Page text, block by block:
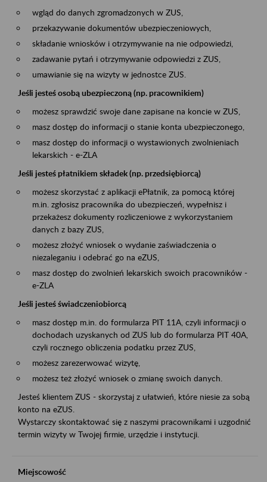
wgląd do danych zgromadzonych w ZUS,
przekazywanie dokumentów ubezpieczeniowych,
składanie wniosków i otrzymywanie na nie odpowiedzi,
zadawanie pytań i otrzymywanie odpowiedzi z ZUS,
umawianie się na wizyty w jednostce ZUS.
Jeśli jesteś osobą ubezpieczoną (np. pracownikiem)
możesz sprawdzić swoje dane zapisane na koncie w ZUS,
masz dostęp do informacji o stanie konta ubezpieczonego,
masz dostęp do informacji o wystawionych zwolnieniach
lekarskich - e-ZLA
Jeśli jesteś płatnikiem składek (np. przedsiębiorcą)
możesz skorzystać z aplikacji ePłatnik, za pomocą której
m.in. zgłosisz pracownika do ubezpieczeń, wypełnisz i
przekażesz dokumenty rozliczeniowe z wykorzystaniem
danych z bazy ZUS,
możesz złożyć wniosek o wydanie zaświadczenia o
niezaleganiu i odebrać go na eZUS,
masz dostęp do zwolnień lekarskich swoich pracowników -
e-ZLA
Jeśli jesteś świadczeniobiorcą
masz dostęp m.in. do formularza PIT 11A, czyli informacji o
dochodach uzyskanych od ZUS lub do formularza PIT 40A,
czyli rocznego obliczenia podatku przez ZUS,
możesz zarezerwować wizytę,
możesz też złożyć wniosek o zmianę swoich danych.
Jesteś klientem ZUS - skorzystaj z ułatwień, które niesie za sobą
konto na eZUS.
Wystarczy skontaktować się z naszymi pracownikami i uzgodnić
termin wizyty w Twojej firmie, urzędzie i instytucji.
Miejscowość